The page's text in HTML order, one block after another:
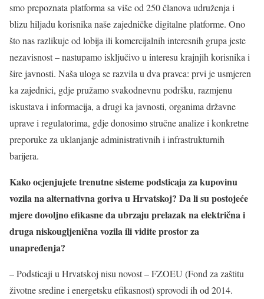
smo prepoznata platforma sa više od 250 članova udruženja i
blizu hiljadu korisnika naše zajedničke digitalne platforme. Ono
što nas razlikuje od lobija ili komercijalnih interesnih grupa jeste
nezavisnost – nastupamo isključivo u interesu krajnjih korisnika i
šire javnosti. Naša uloga se razvila u dva pravca: prvi je usmjeren
ka zajednici, gdje pružamo svakodnevnu podršku, razmjenu
iskustava i informacija, a drugi ka javnosti, organima državne
uprave i regulatorima, gdje donosimo stručne analize i konkretne
preporuke za uklanjanje administrativnih i infrastrukturnih
barijera.
Kako ocjenjujete trenutne sisteme podsticaja za kupovinu
vozila na alternativna goriva u Hrvatskoj? Da li su postojeće
mjere dovoljno efikasne da ubrzaju prelazak na električna i
druga niskougljenična vozila ili vidite prostor za
unapređenja?
– Podsticaji u Hrvatskoj nisu novost – FZOEU (Fond za zaštitu
životne sredine i energetsku efikasnost) sprovodi ih od 2014.